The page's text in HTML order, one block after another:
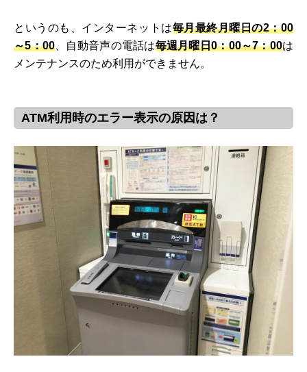
というのも、インターネットは毎月最終月曜日の2：00
～5：00、自動音声の電話は毎週月曜日0：00～7：00は
メンテナンスのため利用ができません。
ATM利用時のエラー表示の原因は？